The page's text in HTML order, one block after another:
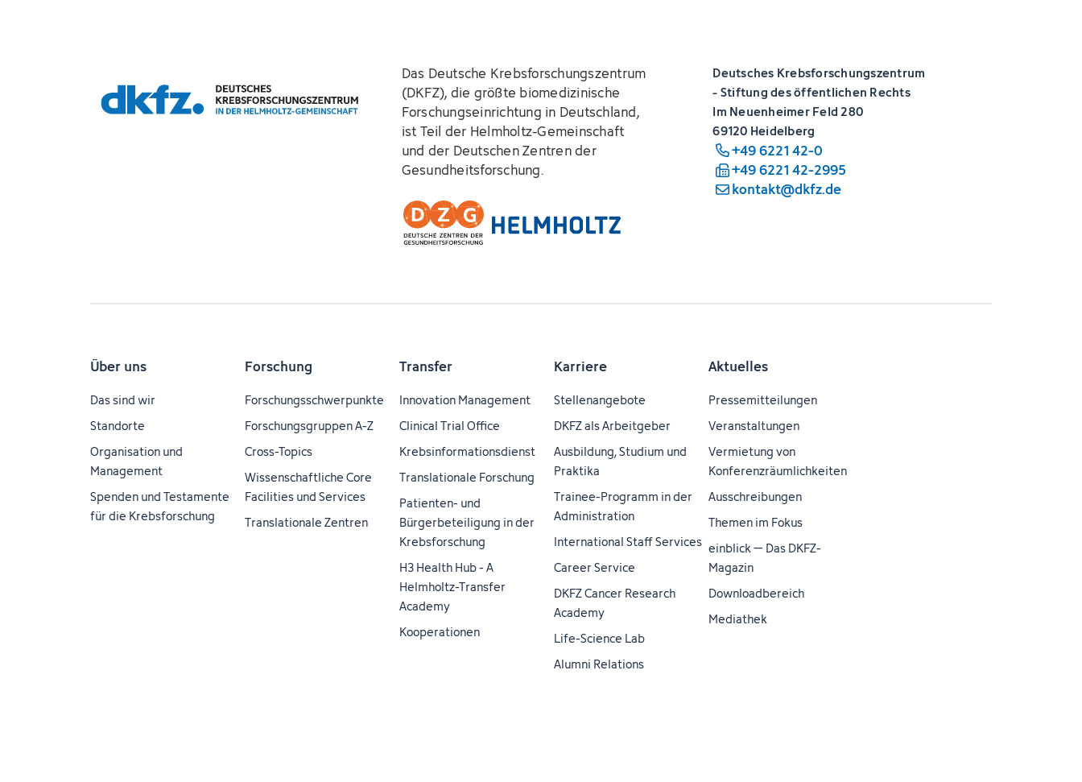
Das Deutsche Krebsforschungszentrum
(DKFZ), die größte biomedizinische
Forschungseinrichtung in Deutschland,
ist Teil der Helmholtz-Gemeinschaft
und der Deutschen Zentren der
Gesundheitsforschung.
Deutsches Krebsforschungszentrum
- Stiftung des öffentlichen Rechts
Im Neuenheimer Feld 280
69120 Heidelberg
+49 6221 42-0
+49 6221 42-2995
kontakt@dkfz.de
Über uns
Das sind wir
Standorte
Organisation und
Management
Spenden und Testamente
für die Krebsforschung
Forschung
Forschungsschwerpunkte
Forschungsgruppen A-Z
Cross-Topics
Wissenschaftliche Core
Facilities und Services
Translationale Zentren
Transfer
Innovation Management
Clinical Trial Office
Krebsinformationsdienst
Translationale Forschung
Patienten- und
Bürgerbeteiligung in der
Krebsforschung
H3 Health Hub - A
Helmholtz-Transfer
Academy
Kooperationen
Karriere
Stellenangebote
DKFZ als Arbeitgeber
Ausbildung, Studium und
Praktika
Trainee-Programm in der
Administration
International Staff Services
Career Service
DKFZ Cancer Research
Academy
Life-Science Lab
Alumni Relations
Aktuelles
Pressemitteilungen
Veranstaltungen
Vermietung von
Konferenzräumlichkeiten
Ausschreibungen
Themen im Fokus
einblick – Das DKFZ-
Magazin
Downloadbereich
Mediathek